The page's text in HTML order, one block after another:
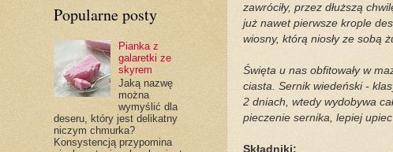
zawróciły, przez dłuższą
już nawet pierwsze krople
wiosny, którą niosły ze sobą
Święta u nas obfitowały w
ciasta. Sernik wiedeński -
2 dniach, wtedy wydobywa
pieczenie sernika, lepiej
Składniki:
Popularne posty
Pianka z
galaretki ze
skyrem
Jaką nazwę
można
wymyślić dla
deseru, który jest delikatny
niczym chmurka?
Konsystencją przypomina